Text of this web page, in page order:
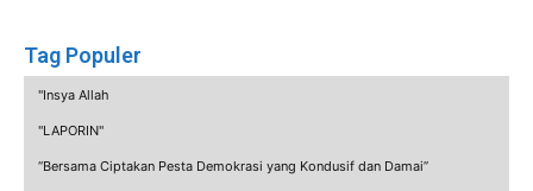
Tag Populer
"Insya Allah
"LAPORIN"
“Bersama Ciptakan Pesta Demokrasi yang Kondusif dan Damai”